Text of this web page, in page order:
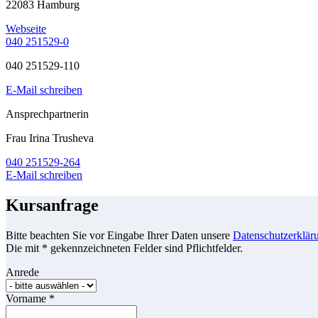
22083 Hamburg
Webseite
040 251529-0
040 251529-110
E-Mail schreiben
Ansprechpartnerin
Frau Irina Trusheva
040 251529-264
E-Mail schreiben
Kursanfrage
Bitte beachten Sie vor Eingabe Ihrer Daten unsere
Die mit * gekennzeichneten Felder sind Pflichtfelder.
Anrede
Vorname *